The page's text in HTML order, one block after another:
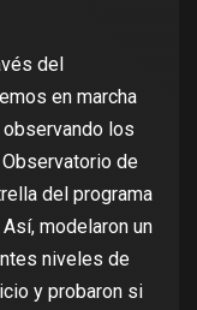
del
en marcha
observando los
de
del programa
modelaron un
niveles de
y probaron si